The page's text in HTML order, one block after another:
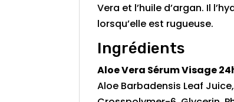
Vera et l’huile d’argan. Il
lorsqu’elle est rugueuse.
Ingrédients
Aloe Vera Sérum Visage
Aloe Barbadensis Leaf